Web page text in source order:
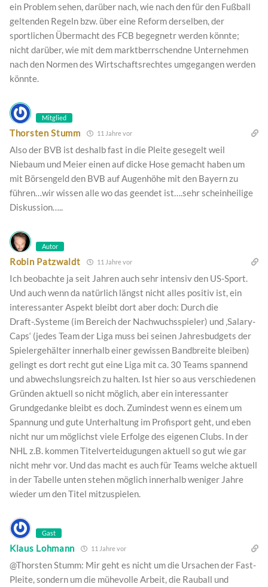
ein Problem sehen, darüber nach, wie nach den für den Fußball
geltenden Regeln bzw. über eine Reform derselben, der
sportlichen Übermacht des FCB begegnetr werden könnte;
nicht darüber, wie mit dem marktberrschendne Unternehmen
nach den Normen des Wirtschaftsrechtes umgegangen werden
könnte.
Mitglied
Thorsten Stumm 11 Jahre vor
Also der BVB ist deshalb fast in die Pleite gesegelt weil
Niebaum und Meier einen auf dicke Hose gemacht haben um
mit Börsengeld den BVB auf Augenhöhe mit den Bayern zu
führen…wir wissen alle wo das geendet ist….sehr scheinheilige
Diskussion…..
Autor
Robin Patzwaldt 11 Jahre vor
Ich beobachte ja seit Jahren auch sehr intensiv den US-Sport.
Und auch wenn da natürlich längst nicht alles positiv ist, ein
interessanter Aspekt bleibt dort aber doch: Durch die
Draft-.Systeme (im Bereich der Nachwuchsspieler) und ‚Salary-
Caps‘ (jedes Team der Liga muss bei seinen Jahresbudgets der
Spielergehälter innerhalb einer gewissen Bandbreite bleiben)
gelingt es dort recht gut eine Liga mit ca. 30 Teams spannend
und abwechslungsreich zu halten. Ist hier so aus verschiedenen
Gründen aktuell so nicht möglich, aber ein interessanter
Grundgedanke bleibt es doch. Zumindest wenn es einem um
Spannung und gute Unterhaltung im Profisport geht, und eben
nicht nur um möglichst viele Erfolge des eigenen Clubs. In der
NHL z.B. kommen Titelverteidugungen aktuell so gut wie gar
nicht mehr vor. Und das macht es auch für Teams welche aktuell
in der Tabelle unten stehen möglich innerhalb weniger Jahre
wieder um den Titel mitzuspielen.
Gast
Klaus Lohmann 11 Jahre vor
@Thorsten Stumm: Mir geht es nicht um die Ursachen der Fast-
Pleite, sondern um die mühevolle Arbeit, die Rauball und